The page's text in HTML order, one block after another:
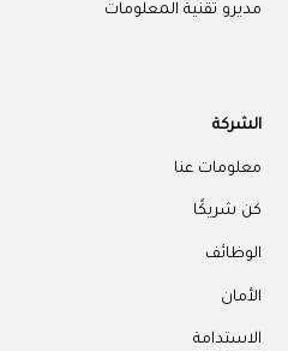
مديرو تقنية المعلومات
الشركة
معلومات عنا
كن شريكًا
الوظائف
الأمان
الاستدامة